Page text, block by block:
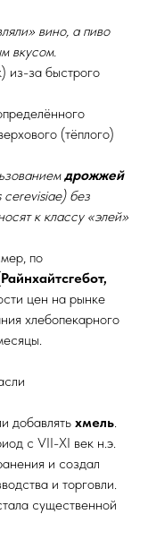
вино, а пиво
вкусом.
из-за быстрого
(тёплого)
дрожжей
без
к классу «элей»
по
цен на рынке
хлебопекарного
добавлять хмель
с VII-XI век н.э.
и создал
и торговли.
существенной